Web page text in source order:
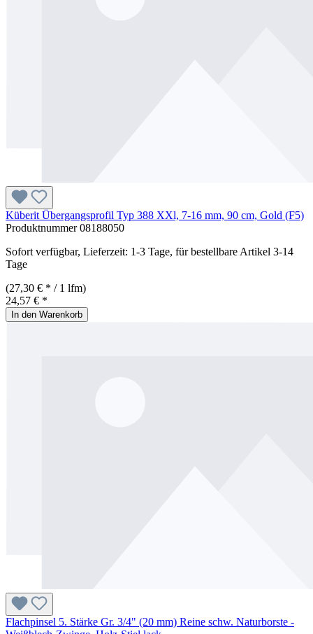
Küberit Übergangsprofil Typ 388 XXl, 7-16 mm, 90 cm, Gold (F5)
Produktnummer08188050
Sofort verfügbar, Lieferzeit: 1-3 Tage, für bestellbare Artikel 3-14
Tage
(27,30 € * / 1 lfm)
24,57 € *
In den Warenkorb
Flachpinsel 5. Stärke Gr. 3/4" (20 mm) Reine schw. Naturborste -